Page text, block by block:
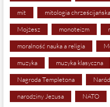
mit mitologia chrześcijańska
Mojżesz monoteizm
moralność nauka a religia
muzyka muzyka klasyczna
Nagroda Templetona
narodziny Jezusa NATO